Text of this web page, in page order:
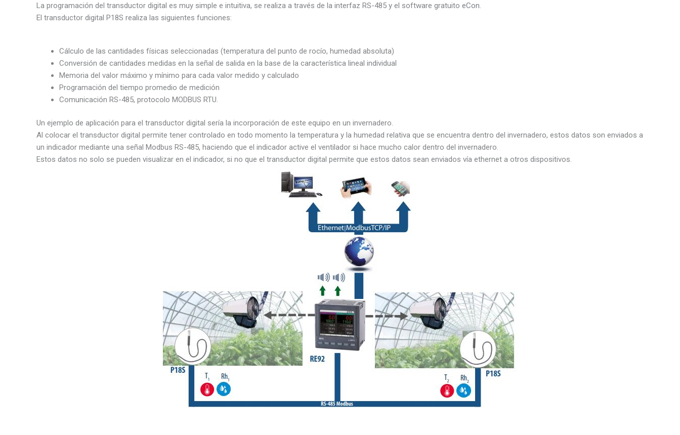
La programación del transductor digital es muy simple e intuitiva, se realiza a través de la interfaz RS-485 y el software gratuito eCon.
El transductor digital P18S realiza las siguientes funciones:
Cálculo de las cantidades físicas seleccionadas (temperatura del punto de rocío, humedad absoluta)
Conversión de cantidades medidas en la señal de salida en la base de la característica lineal individual
Memoria del valor máximo y mínimo para cada valor medido y calculado
Programación del tiempo promedio de medición
Comunicación RS-485, protocolo MODBUS RTU.
Un ejemplo de aplicación para el transductor digital sería la incorporación de este equipo en un invernadero.
Al colocar el transductor digital permite tener controlado en todo momento la temperatura y la humedad relativa que se encuentra dentro del invernadero, estos datos son enviados a
un indicador mediante una señal Modbus RS-485, haciendo que el indicador active el ventilador si hace mucho calor dentro del invernadero.
Estos datos no solo se pueden visualizar en el indicador, si no que el transductor digital permite que estos datos sean enviados vía ethernet a otros dispositivos.